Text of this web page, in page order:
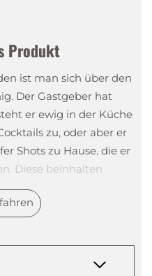
Produkt
ist man sich über den
Der Gastgeber hat
er ewig in der Küche
zu, oder aber er
Shots zu Hause, die er
Diese beinhalten
sogar fünf
erste seiner Art war